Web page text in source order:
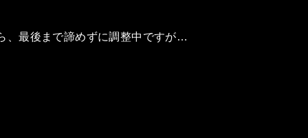
、最後まで諦めずに調整中ですが…